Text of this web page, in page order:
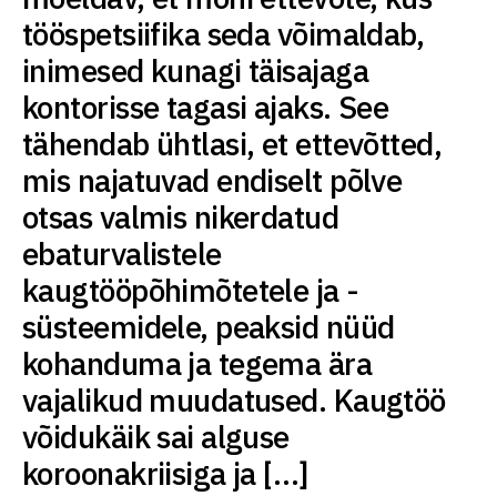
tööspetsiifika seda võimaldab,
inimesed kunagi täisajaga
kontorisse tagasi ajaks. See
tähendab ühtlasi, et ettevõtted,
mis najatuvad endiselt põlve
otsas valmis nikerdatud
ebaturvalistele
kaugtööpõhimõtetele ja -
süsteemidele, peaksid nüüd
kohanduma ja tegema ära
vajalikud muudatused. Kaugtöö
võidukäik sai alguse
koroonakriisiga ja […]